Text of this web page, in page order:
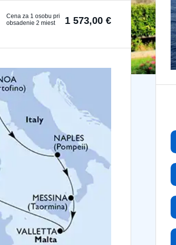
Cena za 1 osobu pri
obsadenie 2 miest
1 573,00 €